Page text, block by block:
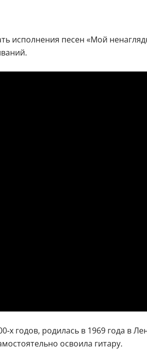
исполнения песен «Мой
годов, родилась в 1969 года в
освоила гитару.